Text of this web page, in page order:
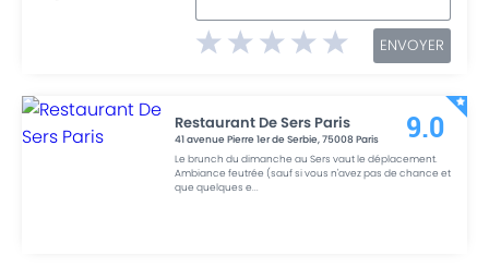
ENVOYER
Restaurant De Sers Paris
41 avenue Pierre 1er de Serbie,75008 Paris
Le brunch du dimanche au Sers vaut le déplacement.
Ambiance feutrée (sauf si vous n'avez pas de chance et
que quelques e...
9.0